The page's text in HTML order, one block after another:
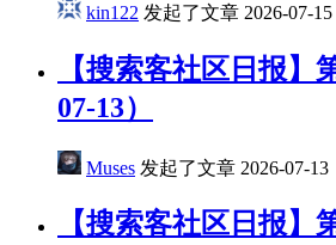
kin122 发起了文章 2026-07-15
【搜索客社区日报】
07-13）
Muses 发起了文章 2026-07-13
【搜索客社区日报】